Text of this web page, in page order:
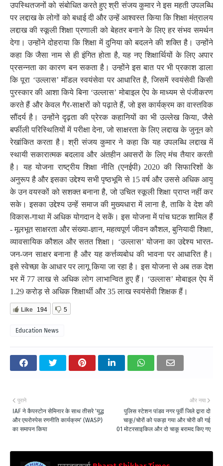
उपस्थितजनों को संबोधित करते हुए श्री संजय कुमार ने इस महती उपलब्धि
पर लद्दाख के लोगों को बधाई दी और उन्हें आश्वस्त किया कि शिक्षा मंत्रालय
लद्दाख की स्कूली शिक्षा प्रणाली को बेहतर बनाने के लिए हर संभव समर्थन
देगा। उन्होंने दोहराया कि शिक्षा में दुनिया को बदलने की शक्ति है। उन्होंने
कहा कि जैसा नाम से ही इंगित होता है, यह नए शिक्षार्थियों के लिए अपार
प्रसन्नता का कारण बन सकता है। उन्होंने इस बात पर भी प्रकाश डाला
कि पूरा ‘उल्लास’ मॉडल स्वयंसेवा पर आधारित है, जिसमें स्वयंसेवी किसी
पुरस्कार की आशा किये बिना ‘उल्लास’ मोबाइल ऐप के माध्यम से पंजीकरण
करते हैं और केवल गैर-साक्षरों को पढ़ाते हैं, जो इस कार्यक्रम का वास्तविक
सौंदर्य है। उन्होंने दृढ़ता की प्रेरक कहानियों का भी उल्लेख किया, जैसे
बर्फीली परिस्थितियों में परीक्षा देना, जो साक्षरता के लिए लद्दाख के जुनून को
रेखांकित करता है। श्री संजय कुमार ने कहा कि यह उपलब्धि लद्दाख में
स्थायी सकारात्मक बदलाव और अंतहीन अवसरों के लिए मंच तैयार करती
है। यह योजना राष्ट्रीय शिक्षा नीति (एनईपी) 2020 की सिफारिशों के
अनुरूप है और इसका उद्देश्य सभी पृष्ठभूमि से 15 वर्ष और उससे अधिक आयु
के उन वयस्कों को सशक्त बनाना है, जो उचित स्कूली शिक्षा प्राप्त नहीं कर
सके। इसका उद्देश्य उन्हें समाज की मुख्यधारा में लाना है, ताकि वे देश की
विकास-गाथा में अधिक योगदान दे सकें। इस योजना में पांच घटक शामिल हैं
- मूलभूत साक्षरता और संख्या-ज्ञान, महत्वपूर्ण जीवन कौशल, बुनियादी शिक्षा,
व्यावसायिक कौशल और सतत शिक्षा। ‘उल्लास’ योजना का उद्देश्य भारत-
जन-जन साक्षर बनाना है और यह कर्त्तव्यबोध की भावना पर आधारित है।
इसे स्वेच्छा के आधार पर लागू किया जा रहा है। इस योजना से अब तक देश
भर में 77 लाख से अधिक लोग लाभान्वित हुए हैं। ‘उल्लास’ मोबाइल ऐप में
1.29 करोड़ से अधिक शिक्षार्थी और 35 लाख स्वयंसेवी शिक्षक हैं।
Like 194 5
Education News
और नया
पुलिस स्टेशन पांडव नगर पूर्वी जिले द्वारा दो
चाकू/चोरों को पकड़ा गया और चोरी की गई
01 मोटरसाइकिल और दो चाकू बरामद किए गए
पुराने
IAF ने कैपस्टोन सेमिनार के साथ तीसरे 'युद्ध
और एयरोस्पेस रणनीति कार्यक्रम' (WASP)
का समापन किया